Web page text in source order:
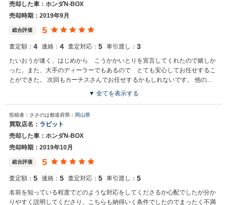
売却した車：ホンダN-BOX
売却時期：2019年9月
総合評価 5
査定額： 4 連絡： 4 査定対応： 5 車引渡し： 3
たいおうが速く、はじめから こうかかいとりを宣言してくれたので嬉しか
った。また、大手のディーラーでもあるので とても安心してお任せするこ
とができた。 次回もカーチスさんでお任せするかもしれないです。 他のデ
ィーラーよりも感じよく安心感を与えてくれるような対応も良かった。
▼ 全てを表示する
投稿者：ささのは都道府県： 岡山県
買取店名： ラビット
売却した車：ホンダN-BOX
売却時期：2019年10月
総合評価 5
査定額： 5 連絡： 5 査定対応： 5 車引渡し： 5
名前を知っている程度でどのような対応をしてくださるか心配でしたが分か
りやすく説明してくださり、こちらも納得いく条件でしたのでまったく不満